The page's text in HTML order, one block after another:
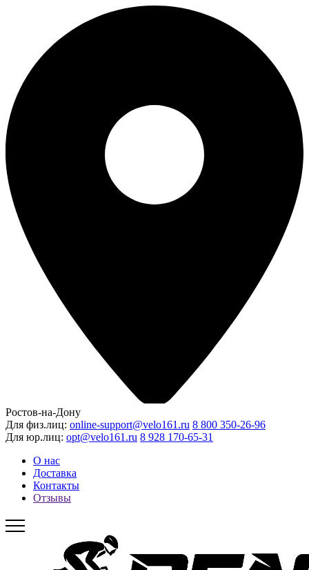
Ростов-на-Дону
Для физ.лиц: online-support@velo161.ru 8 800 350-26-96
Для юр.лиц: opt@velo161.ru 8 928 170-65-31
О нас
Доставка
Контакты
Отзывы